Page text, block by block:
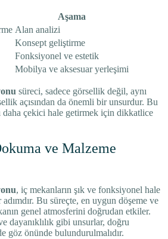
Aşama
Alan analizi
Konsept geliştirme
Fonksiyonel ve estetik
Mobilya ve aksesuar yerleşimi
süreci, sadece görsellik değil, aynı
açısından da önemli bir unsurdur. Bu
daha çekici hale getirmek için dikkatlice
ve Malzeme
, iç mekanların şık ve fonksiyonel hale
Bu süreçte, en uygun döşeme ve
genel atmosferini doğrudan etkiler.
dayanıklılık gibi unsurlar, doğru
göz önünde bulundurulmalıdır.